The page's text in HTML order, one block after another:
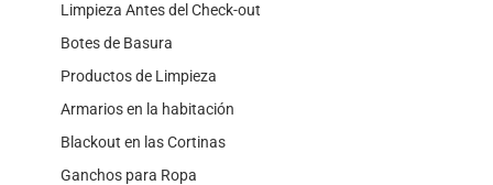
Limpieza Antes del Check-out
Botes de Basura
Productos de Limpieza
Armarios en la habitación
Blackout en las Cortinas
Ganchos para Ropa